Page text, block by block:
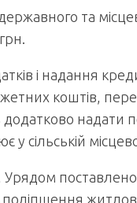
та
і надання
коштів,
надати
сільській